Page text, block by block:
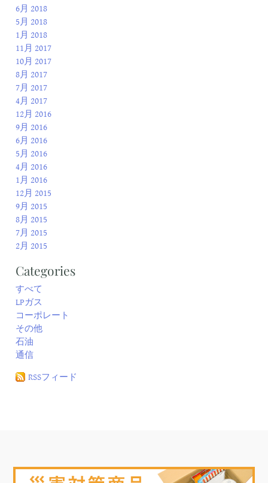
6月 2018
5月 2018
1月 2018
11月 2017
10月 2017
8月 2017
7月 2017
4月 2017
12月 2016
9月 2016
6月 2016
5月 2016
4月 2016
1月 2016
12月 2015
9月 2015
8月 2015
7月 2015
2月 2015
Categories
すべて
LPガス
コーポレート
その他
石油
通信
RSSフィード